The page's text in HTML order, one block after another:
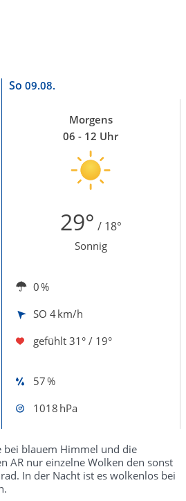
So 09.08.
Morgens
06 - 12 Uhr
29° / 18°
Sonnig
0 %
SO 4 km/h
gefühlt 31° / 19°
57 %
1018 hPa
bei blauem Himmel und die
AR nur einzelne Wolken den sonst
In der Nacht ist es wolkenlos bei